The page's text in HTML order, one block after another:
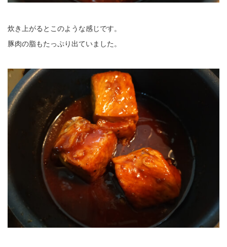
炊き上がるとこのような感じです。
豚肉の脂もたっぷり出ていました。